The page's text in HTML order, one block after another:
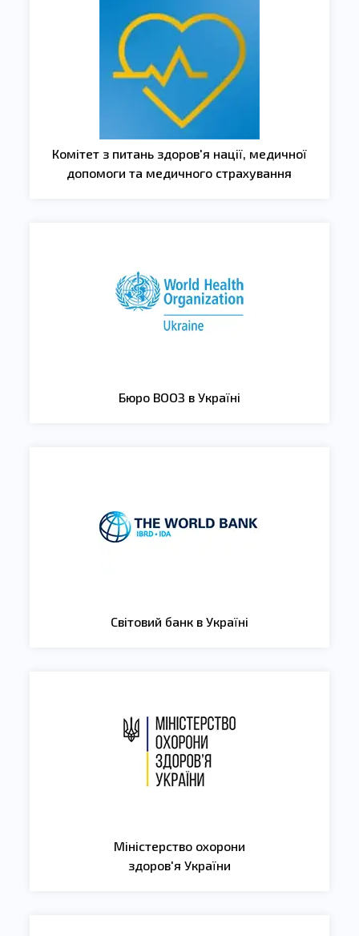
Комітет з питань здоров'я нації, медичної
допомоги та медичного страхування
Бюро ВООЗ в Україні
Світовий банк в Україні
Міністерство охорони
здоров'я України